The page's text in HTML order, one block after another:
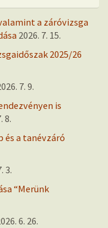
a záróvizsga
2026. 7. 15.
2025/26
7. 9.
is
8.
és a tanévzáró
3.
“Merünk
6. 26.